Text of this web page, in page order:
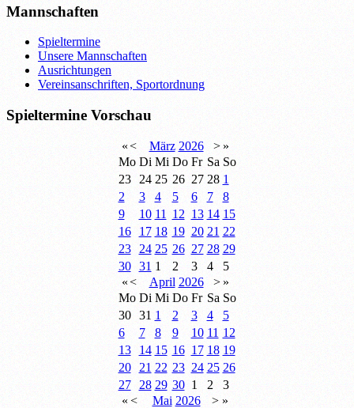
Mannschaften
Spieltermine
Unsere Mannschaften
Ausrichtungen
Vereinsanschriften, Sportordnung
Spieltermine Vorschau
«< März 2026 >»
Mo Di Mi Do Fr Sa So
23
24 25 26 27 28 1
2
3 4 5 6 7
8
9
10 11 12 13 14 15
16
17 18 19 20 21 22
23
24 25 26 27 28 29
30
31 1 2 3 4
5
«< April 2026 >»
Mo Di Mi Do Fr Sa So
30
31 1 2 3 4
5
6
7 8 9 10 11 12
13
14 15 16 17 18 19
20
21 22 23 24 25 26
27
28 29 30 1 2
3
«< Mai 2026 > »